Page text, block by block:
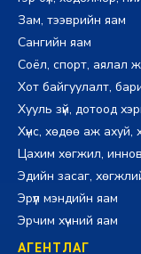
Зам, тээврийн яам
Сангийн яам
Соёл, спорт, аялал
Хот байгуулалт,
Хууль зүй, дотоод
Хүнс, хөдөө аж ахуй,
Цахим хөгжил,
Эдийн засаг,
Эрүүл мэндийн яам
Эрчим хүчний яам
АГЕНТЛАГ